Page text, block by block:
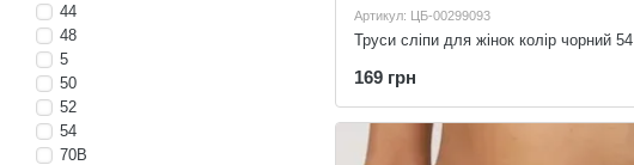
Артикул: ЦБ-00299093
Труси сліпи для жінок колір чорний 54
169 грн
44
48
5
50
52
54
70B